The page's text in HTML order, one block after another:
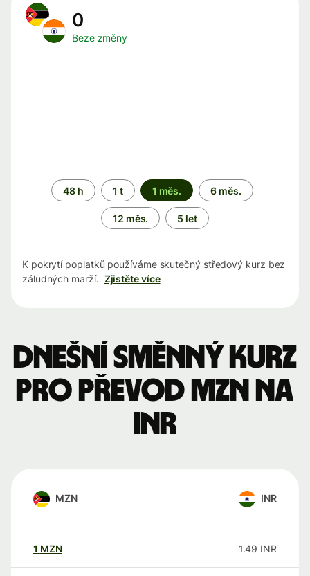
0
Beze změny
Časové
období
48 h 1 t 1 měs. 6 měs.
12 měs. 5 let
K pokrytí poplatků používáme skutečný středový kurz bez
záludných marží. Zjistěte více
Dnešní směnný kurz
pro převod MZN na
INR
MZN INR
1 MZN 1.49 INR